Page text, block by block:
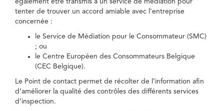
également être transmis à un service de médiation pour
tenter de trouver un accord amiable avec l'entreprise
concernée :
le Service de Médiation pour le Consommateur (SMC)
; ou
le Centre Européen des Consommateurs Belgique
(CEC Belgique).
Le Point de contact permet de récolter de l’information afin
d’améliorer la qualité des contrôles des différents services
d’inspection.